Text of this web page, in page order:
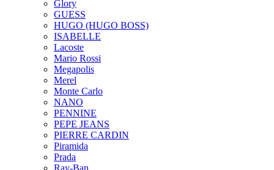
Glory
GUESS
HUGO (HUGO BOSS)
ISABELLE
Lacoste
Mario Rossi
Megapolis
Merel
Monte Carlo
NANO
PENNINE
PEPE JEANS
PIERRE CARDIN
Piramida
Prada
Ray-Ban